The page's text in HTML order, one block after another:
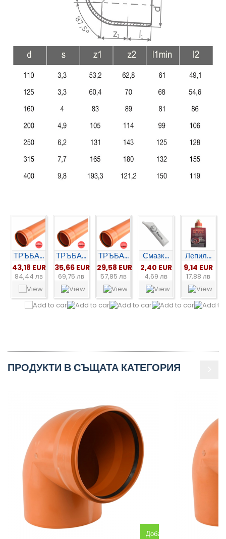
ТРЪБА...
43,18 EUR
84,44 лв
ТРЪБА...
35,66 EUR
69,75 лв
ТРЪБА...
29,58 EUR
57,85 лв
Смазк...
2,40 EUR
4,69 лв
Лепил...
9,14 EUR
17,88 лв
ПРОДУКТИ В СЪЩАТА КАТЕГОРИЯ
Добавяне